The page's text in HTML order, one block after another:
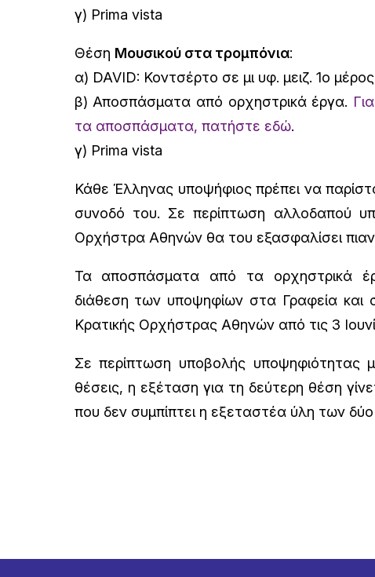
γ) Prima vista
Θέση Μουσικού στα τρομπόνια:
α) DAVID: Κοντσέρτο σε μι υφ. μειζ. 1ο μέρος
β) Αποσπάσματα από ορχηστρικά έργα.
τα αποσπάσματα, πατήστε εδώ.
γ) Prima vista
Κάθε Έλληνας υποψήφιος πρέπει να
συνοδό του. Σε περίπτωση αλλοδαπού
Ορχήστρα Αθηνών θα του εξασφαλίσει
Τα αποσπάσματα από τα ορχηστρικά
διάθεση των υποψηφίων στα Γραφεία και
Κρατικής Ορχήστρας Αθηνών από τις 3
Σε περίπτωση υποβολής υποψηφιότητας
θέσεις, η εξέταση για τη δεύτερη θέση
που δεν συμπίπτει η εξεταστέα ύλη των